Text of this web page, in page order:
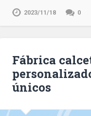
2023/11/18 0
Fábrica
únicos